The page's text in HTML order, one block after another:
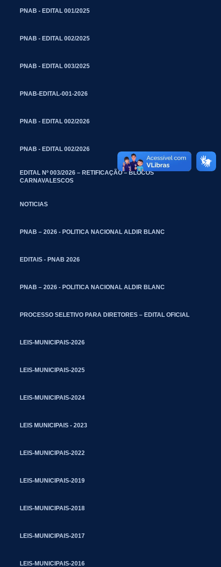
PNAB - EDITAL 001/2025
PNAB - EDITAL 002/2025
PNAB - EDITAL 003/2025
PNAB-EDITAL-001-2026
PNAB - EDITAL 002/2026
PNAB - EDITAL 002/2026
EDITAL Nº 003/2026 – RETIFICAÇÃO – BLOCOS
CARNAVALESCOS
NOTICIAS
PNAB – 2026 - POLITICA NACIONAL ALDIR BLANC
EDITAIS - PNAB 2026
PNAB – 2026 - POLITICA NACIONAL ALDIR BLANC
PROCESSO SELETIVO PARA DIRETORES – EDITAL OFICIAL
LEIS-MUNICIPAIS-2026
LEIS-MUNICIPAIS-2025
LEIS-MUNICIPAIS-2024
LEIS MUNICIPAIS - 2023
LEIS-MUNICIPAIS-2022
LEIS-MUNICIPAIS-2019
LEIS-MUNICIPAIS-2018
LEIS-MUNICIPAIS-2017
LEIS-MUNICIPAIS-2016